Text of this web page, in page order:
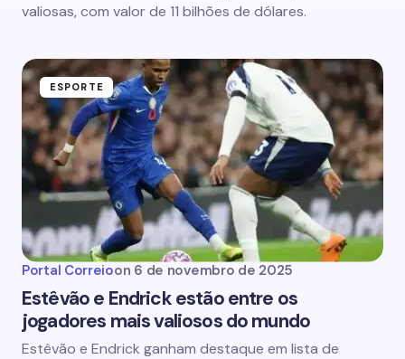
valiosas, com valor de 11 bilhões de dólares.
ESPORTE
Portal Correioon 6 de novembro de 2025
Estêvão e Endrick estão entre os
jogadores mais valiosos do mundo
Estêvão e Endrick ganham destaque em lista de